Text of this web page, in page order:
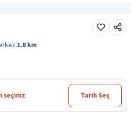
1.8 km
seçiniz Tarih Seç